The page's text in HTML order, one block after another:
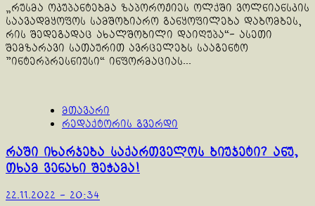
„რუსმა ოკუპანტებმა ზაპოროჟიეს ოლქში ვოლნიანსკის
საავადმყოფოს სამშობიარო განყოფილება დაბომბეს,
რის შედეგადაც ახალშობილი დაიღუპა“- ასეთი
შემზარავი სათაურით ავრცელებს სააგენტო
"ინტერპრესნიუსი“ ინფორმაციას...
მთავარი
რედაქტორის გვერდი
რაში იხარჯება საქართველოს ბიუჯეტი? ანუ,
თხამ ვენახი შეჭამა!
22.11.2022 - 20:34